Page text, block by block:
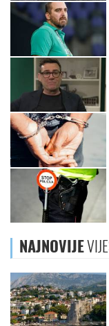
NAJNOVIJE